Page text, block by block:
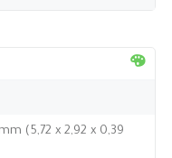
(5,72 x 2,92 x 0,39